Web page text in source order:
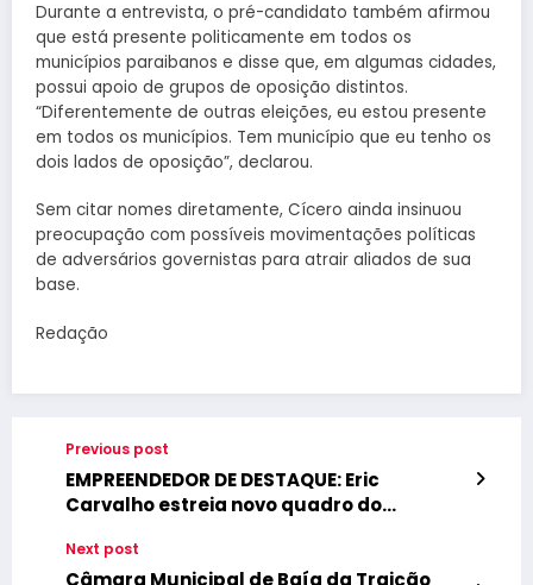
Durante a entrevista, o pré-candidato também afirmou
que está presente politicamente em todos os
municípios paraibanos e disse que, em algumas cidades,
possui apoio de grupos de oposição distintos.
“Diferentemente de outras eleições, eu estou presente
em todos os municípios. Tem município que eu tenho os
dois lados de oposição”, declarou.
Sem citar nomes diretamente, Cícero ainda insinuou
preocupação com possíveis movimentações políticas
de adversários governistas para atrair aliados de sua
base.
Redação
Previous post
EMPREENDEDOR DE DESTAQUE: Eric
Carvalho estreia novo quadro do
ao contar trajetória de superação e
sucesso da TOP SAT Rastreamento
Next post
Câmara Municipal de Baía da Traição